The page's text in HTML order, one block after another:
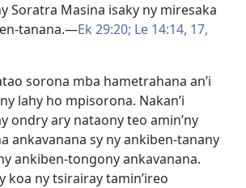
Soratra Masina isaky ny miresaka
tanana.​—Ek 29:20; Le 14:14, 17,
sorona mba hametrahana an’i
lahy ho mpisorona. Nakan’i
ondry ary nataony teo amin’ny
ankavanana sy ny ankiben-tanany
ankiben-tongony ankavanana.
koa ny tsirairay tamin’ireo